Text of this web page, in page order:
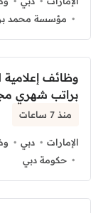
مؤسسة محمد بن
وظائف إعلامية
براتب شهري
منذ 7 ساعات
الإمارات دبي
حكومة دبي